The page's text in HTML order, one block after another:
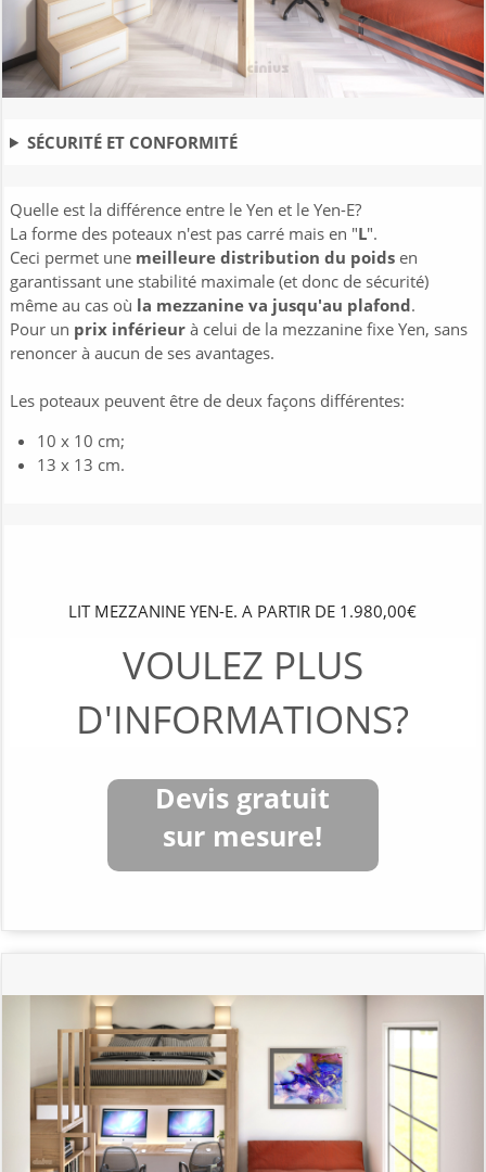
SÉCURITÉ ET CONFORMITÉ
Quelle est la différence entre le Yen et le Yen-E?
La forme des poteaux n'est pas carré mais en "L".
Ceci permet une meilleure distribution du poidsen
garantissant une stabilité maximale (et donc de sécurité)
même au cas où la mezzanine va jusqu'au plafond.
Pour un prix inférieurà celui de la mezzanine fixe Yen, sans
renoncer à aucun de ses avantages.
Les poteaux peuvent être de deux façons différentes:
10 x 10 cm;
13 x 13 cm.
LIT MEZZANINE YEN-E. A PARTIR DE 1.980,00€
VOULEZ PLUS
D'INFORMATIONS?
Devis gratuit
sur mesure!